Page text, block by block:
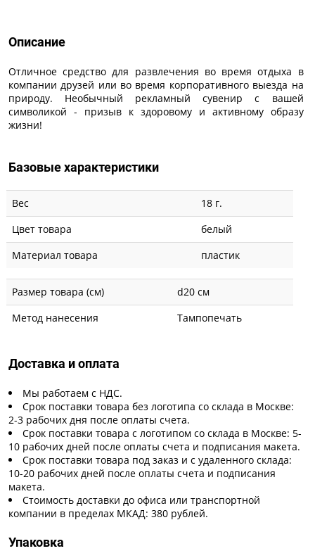
Описание
Отличное средство для развлечения во время отдыха в
компании друзей или во время корпоративного выезда на
природу. Необычный рекламный сувенир с вашей
символикой - призыв к здоровому и активному образу
жизни!
Базовые характеристики
Вес
18 г.
Цвет товара
белый
Материал товара
пластик
Размер товара (см)
d20 см
Метод нанесения
Тампопечать
Доставка и оплата
Мы работаем с НДС.
Срок поставки товара без логотипа со склада в Москве:
2-3 рабочих дня после оплаты счета.
Срок поставки товара с логотипом со склада в Москве: 5-
10 рабочих дней после оплаты счета и подписания макета.
Срок поставки товара под заказ и с удаленного склада:
10-20 рабочих дней после оплаты счета и подписания
макета.
Стоимость доставки до офиса или транспортной
компании в пределах МКАД: 380 рублей.
Упаковка